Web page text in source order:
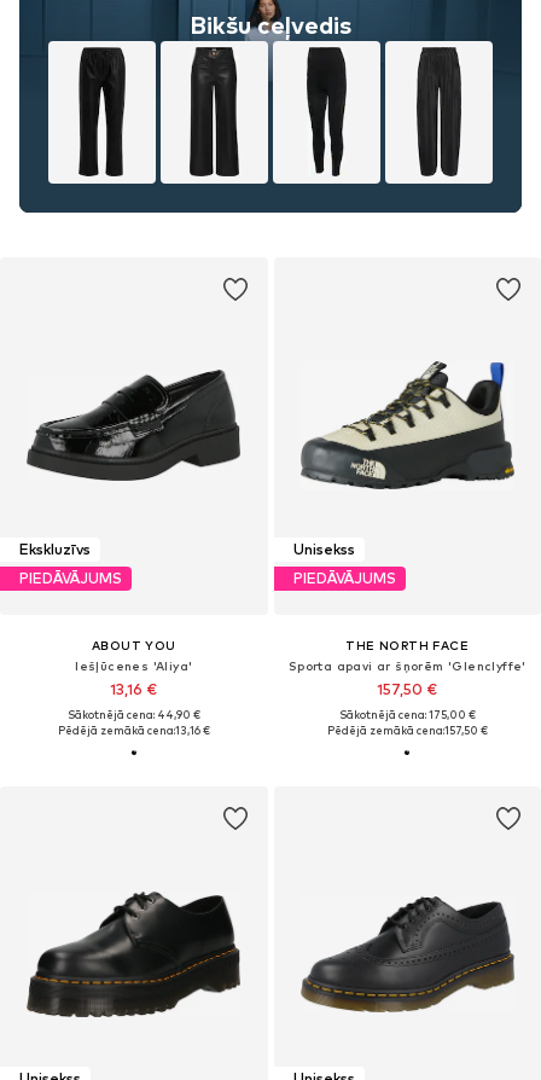
Bikšu ceļvedis
Ekskluzīvs
PIEDĀVĀJUMS
ABOUT YOU
Iešļūcenes 'Aliya'
13,16 €
Sākotnējā cena: 44,90 €
Pēdējā zemākā cena:13,16 €
Unisekss
PIEDĀVĀJUMS
THE NORTH FACE
Sporta apavi ar šņorēm 'Glenclyffe'
157,50 €
Sākotnējā cena: 175,00 €
Pēdējā zemākā cena:157,50 €